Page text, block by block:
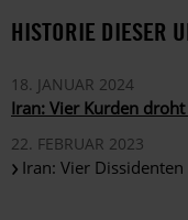
HISTORIE DIESER
18. JANUAR 2024
Iran: Vier Kurden
22. FEBRUAR 2023
Iran: Vier